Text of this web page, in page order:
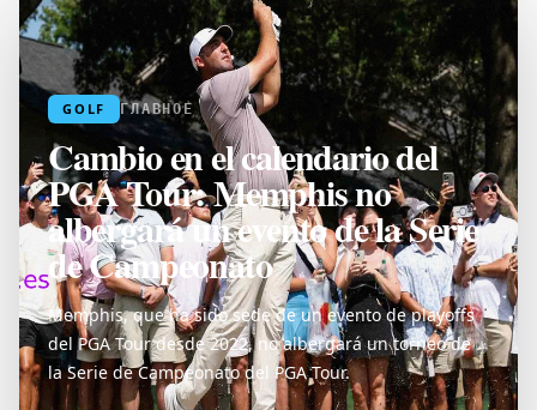
GOLF ГЛАВНОЕ
Cambio en el calendario del
PGA Tour: Memphis no
albergará un evento de la Serie
de Campeonato
Memphis, que ha sido sede de un evento de playoffs
del PGA Tour desde 2022, no albergará un torneo de
la Serie de Campeonato del PGA Tour.